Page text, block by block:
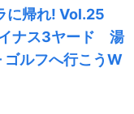
に帰れ! Vol.25
イナス3ヤード 湯
ゴルフへ行こうW